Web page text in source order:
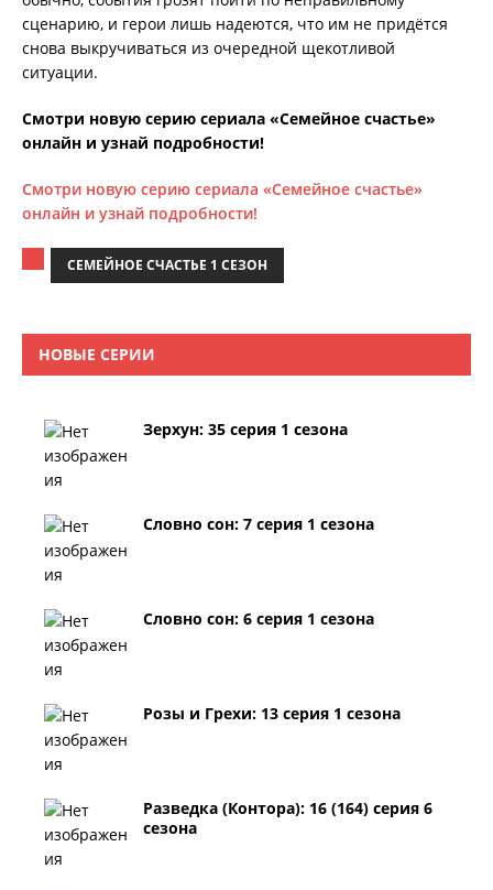
сценарию, и герои лишь надеются, что им не придётся
снова выкручиваться из очередной щекотливой
ситуации.
Смотри новую серию сериала «Семейное счастье»
онлайн и узнай подробности!
Смотри новую серию сериала «Семейное счастье»
онлайн и узнай подробности!
СЕМЕЙНОЕ СЧАСТЬЕ 1 СЕЗОН
НОВЫЕ СЕРИИ
Зерхун: 35 серия 1 сезона
Словно сон: 7 серия 1 сезона
Словно сон: 6 серия 1 сезона
Розы и Грехи: 13 серия 1 сезона
Разведка (Контора): 16 (164) серия 6
сезона